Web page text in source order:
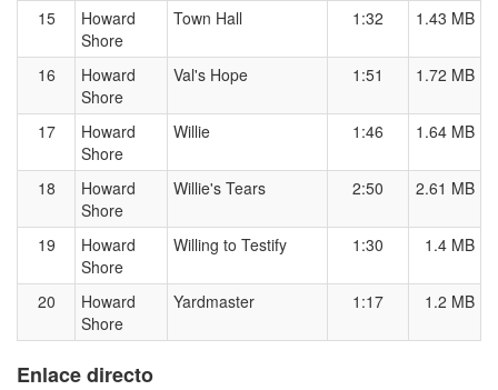
15
Howard
Shore
Town Hall 1:32 1.43 MB
16
Howard
Shore
Val's Hope 1:51 1.72 MB
17
Howard
Shore
Willie 1:46 1.64 MB
18
Howard
Shore
Willie's Tears 2:50 2.61 MB
19
Howard
Shore
Willing to Testify 1:30 1.4 MB
20
Howard
Shore
Yardmaster 1:17 1.2 MB
Enlace directo